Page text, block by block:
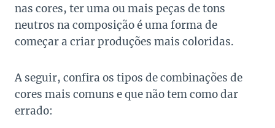
nas cores, ter uma ou mais peças de tons
neutros na composição é uma forma de
começar a criar produções mais coloridas.
A seguir, confira os tipos de combinações de
cores mais comuns e que não tem como dar
errado: